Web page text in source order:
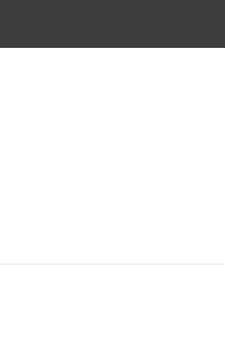
F X Y